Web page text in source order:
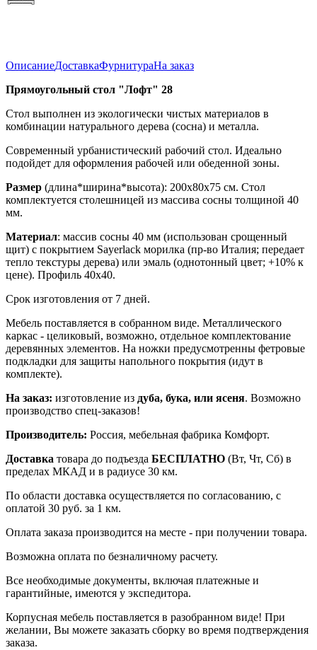
ОписаниеДоставкаФурнитураНа заказ
Прямоугольный стол "Лофт" 28
Стол выполнен из экологически чистых материалов в
комбинации натурального дерева (сосна) и металла.
Современный урбанистический рабочий стол. Идеально
подойдет для оформления рабочей или обеденной зоны.
Размер (длина*ширина*высота): 200х80х75 см. Стол
комплектуется столешницей из массива сосны толщиной 40
мм.
Материал: массив сосны 40 мм (использован срощенный
щит) с покрытием Sayerlack морилка (пр-во Италия; передает
тепло текстуры дерева) или эмаль (однотонный цвет; +10% к
цене). Профиль 40х40.
Срок изготовления от 7 дней.
Мебель поставляется в собранном виде. Металлического
каркас - целиковый, возможно, отдельное комплектование
деревянных элементов. На ножки предусмотренны фетровые
подкладки для защиты напольного покрытия (идут в
комплекте).
На заказ: изготовление из дуба, бука, или ясеня. Возможно
производство спец-заказов!
Производитель: Россия, мебельная фабрика Комфорт.
Доставка товара до подъезда БЕСПЛАТНО (Вт, Чт, Сб) в
пределах МКАД и в радиусе 30 км.
По области доставка осуществляется по согласованию, с
оплатой 30 руб. за 1 км.
Оплата заказа производится на месте - при получении товара.
Возможна оплата по безналичному расчету.
Все необходимые документы, включая платежные и
гарантийные, имеются у экспедитора.
Корпусная мебель поставляется в разобранном виде! При
желании, Вы можете заказать сборку во время подтверждения
заказа.